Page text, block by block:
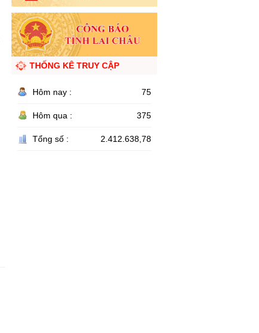
THỐNG KÊ TRUY CẬP
Hôm nay : 75
Hôm qua : 375
Tổng số : 2.412.638,78